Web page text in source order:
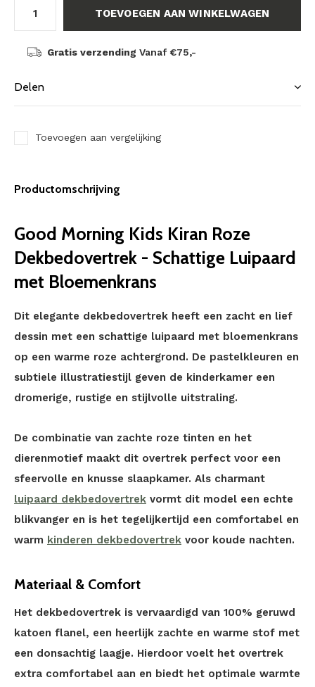
TOEVOEGEN AAN WINKELWAGEN
Gratis verzending Vanaf €75,-
Delen
Toevoegen aan vergelijking
Productomschrijving
Good Morning Kids Kiran Roze
Dekbedovertrek - Schattige Luipaard
met Bloemenkrans
Dit elegante dekbedovertrek heeft een zacht en lief
dessin met een schattige luipaard met bloemenkrans
op een warme roze achtergrond. De pastelkleuren en
subtiele illustratiestijl geven de kinderkamer een
dromerige, rustige en stijlvolle uitstraling.
De combinatie van zachte roze tinten en het
dierenmotief maakt dit overtrek perfect voor een
sfeervolle en knusse slaapkamer. Als charmant
luipaard dekbedovertrek vormt dit model een echte
blikvanger en is het tegelijkertijd een comfortabel en
warm kinderen dekbedovertrek voor koude nachten.
Materiaal & Comfort
Het dekbedovertrek is vervaardigd van 100% geruwd
katoen flanel, een heerlijk zachte en warme stof met
een donsachtig laagje. Hierdoor voelt het overtrek
extra comfortabel aan en biedt het optimale warmte